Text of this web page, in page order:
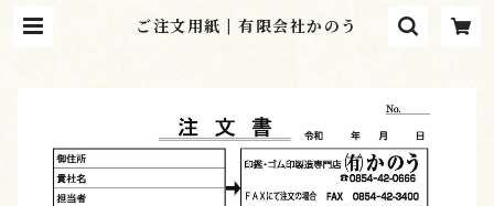
ご注文用紙 | 有限会社かのう